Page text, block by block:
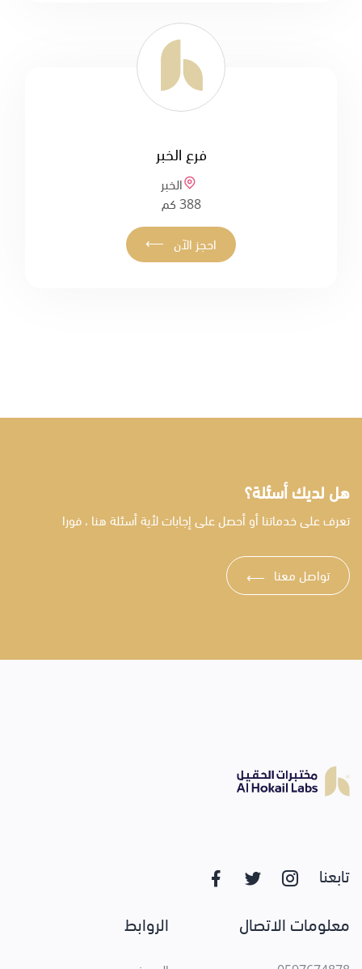
فرع الخبر
الخبر
388 كم
احجز الآن ⟵
هل لديك أسئلة؟
تعرف على خدماتنا أو أحصل على إجابات لأية أسئلة هنا ، فورا
تواصل معنا ⟶
تابعنا
معلومات الاتصال الروابط